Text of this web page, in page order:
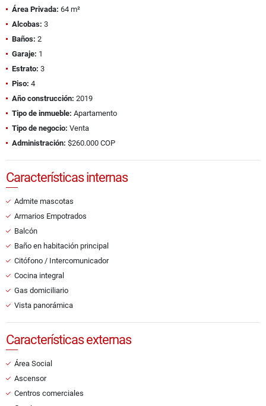
Área Privada: 64 m²
Alcobas: 3
Baños: 2
Garaje: 1
Estrato: 3
Piso: 4
Año construcción: 2019
Tipo de inmueble: Apartamento
Tipo de negocio: Venta
Administración: $260.000 COP
Características internas
Admite mascotas
Armarios Empotrados
Balcón
Baño en habitación principal
Citófono / Intercomunicador
Cocina integral
Gas domiciliario
Vista panorámica
Características externas
Área Social
Ascensor
Centros comerciales